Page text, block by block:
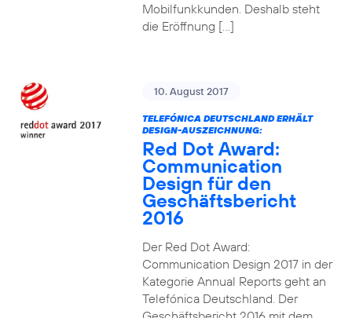
Mobilfunkkunden. Deshalb steht
die Eröffnung […]
10. August 2017
TELEFÓNICA DEUTSCHLAND ERHÄLT
DESIGN-AUSZEICHNUNG:
Red Dot Award:
Communication
Design für den
Geschäftsbericht
2016
Der Red Dot Award:
Communication Design 2017 in der
Kategorie Annual Reports geht an
Telefónica Deutschland. Der